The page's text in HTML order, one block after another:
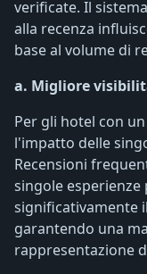
verificate. Il
alla recenza
base al volume di
a. Migliore
Per gli hotel con
l'impatto delle
Recensioni
singole
significativamente
garantendo una
rappresentazione